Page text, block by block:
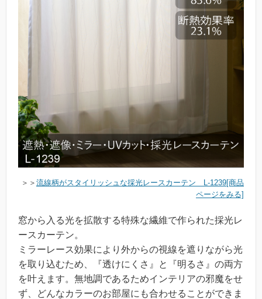
＞＞ 流線柄がスタイリッシュな採光レースカーテン L-1239[商品
ページをみる]
窓から入る光を拡散する特殊な繊維で作られた採光レ
ースカーテン。
ミラーレース効果により外からの視線を遮りながら光
を取り込むため、『透けにくさ』と『明るさ』の両方
を叶えます。無地調であるためインテリアの邪魔をせ
ず、どんなカラーのお部屋にも合わせることができま